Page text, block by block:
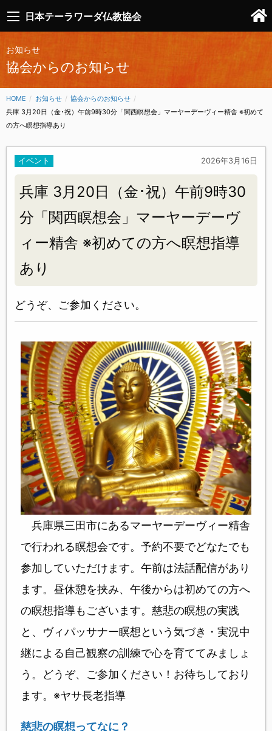
日本テーラワーダ仏教協会
お知らせ
協会からのお知らせ
HOME お知らせ
協会からのお知らせ
CURRENT:
兵庫 3月20日（金･祝）午前9時30分「関西瞑想会」マーヤーデーヴィー精舎 ※初めて
の方へ瞑想指導あり
イベント 2026年3月16日
兵庫 3月20日（金･祝）午前9時30
分「関西瞑想会」マーヤーデーヴ
ィー精舎 ※初めての方へ瞑想指導
あり
どうぞ、ご参加ください。
兵庫県三田市にあるマーヤーデーヴィー精舎
で行われる瞑想会です。予約不要でどなたでも
参加していただけます。午前は法話配信があり
ます。昼休憩を挟み、午後からは初めての方へ
の瞑想指導もございます。慈悲の瞑想の実践
と、ヴィパッサナー瞑想という気づき・実況中
継による自己観察の訓練で心を育ててみましょ
う。どうぞ、ご参加ください！お待ちしており
ます。※ヤサ長老指導
慈悲の瞑想ってなに？